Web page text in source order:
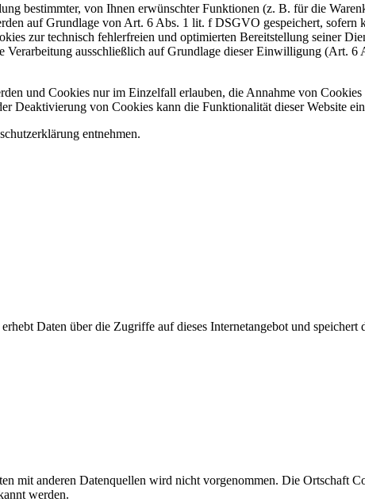
bestimmter, von Ihnen erwünschter Funktionen (z. B. für die
auf Grundlage von Art. 6 Abs. 1 lit. f DSGVO gespeichert, sofern
zur technisch fehlerfreien und optimierten Bereitstellung seiner
Verarbeitung ausschließlich auf Grundlage dieser Einwilligung (Art.
und Cookies nur im Einzelfall erlauben, die Annahme von
Deaktivierung von Cookies kann die Funktionalität dieser Website
entnehmen.
Daten über die Zugriffe auf dieses Internetangebot und speichert
mit anderen Datenquellen wird nicht vorgenommen. Die Ortschaft
werden.